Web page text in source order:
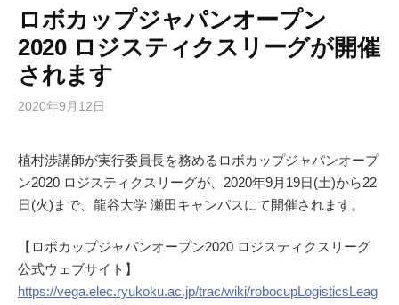
ロボカップジャパンオープン
2020 ロジスティクスリーグが開催
されます
2020年9月12日
植村渉講師が実行委員長を務めるロボカップジャパンオープ
ン2020 ロジスティクスリーグが、2020年9月19日(土)から22
日(火)まで、龍谷大学 瀬田キャンパスにて開催されます。
【ロボカップジャパンオープン2020 ロジスティクスリーグ
公式ウェブサイト】
https://vega.elec.ryukoku.ac.jp/trac/wiki/robocupLogisticsLeag